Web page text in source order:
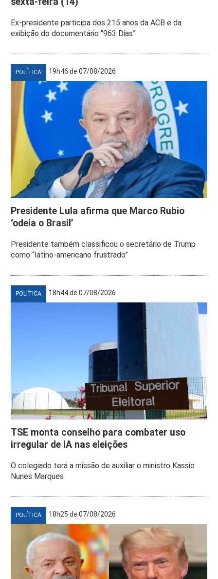
Ex-presidente participa dos 215 anos da ACB e da
exibição do documentário “963 Dias”
POLÍTICA 19h46 de 07/08/2026
Presidente Lula afirma que Marco Rubio
‘odeia o Brasil’
Presidente também classificou o secretário de Trump
como “latino-americano frustrado”
POLÍTICA 18h44 de 07/08/2026
TSE monta conselho para combater uso
irregular de IA nas eleições
O colegiado terá a missão de auxiliar o ministro Kassio
Nunes Marques
POLÍTICA 18h25 de 07/08/2026